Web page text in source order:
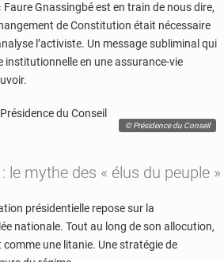
Gnassingbé est en train de nous dire,
de Constitution était nécessaire
l’activiste. Un message subliminal qui
en une assurance-vie
© Présidence du Conseil
le mythe des « élus du peuple »
présidentielle repose sur la
nationale. Tout au long de son allocution,
comme une litanie. Une stratégie de